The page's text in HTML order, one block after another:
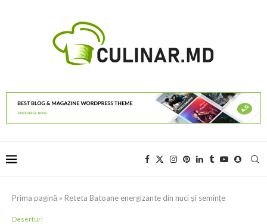
Prima pagină » Reteta Batoane energizante din nuci și semințe
Deserturi